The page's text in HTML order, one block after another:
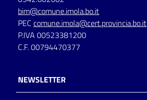
subim@comune.imola.bo.it
PEC comune.imola@cert.provincia.bo.it
P.IVA 00523381200
C.F. 00794470377
NEWSLETTER